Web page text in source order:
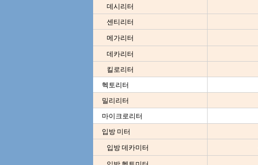
데시리터
센티리터
메가리터
데카리터
킬로리터
헥토리터
밀리리터
마이크로리터
입방 미터
입방 데카미터